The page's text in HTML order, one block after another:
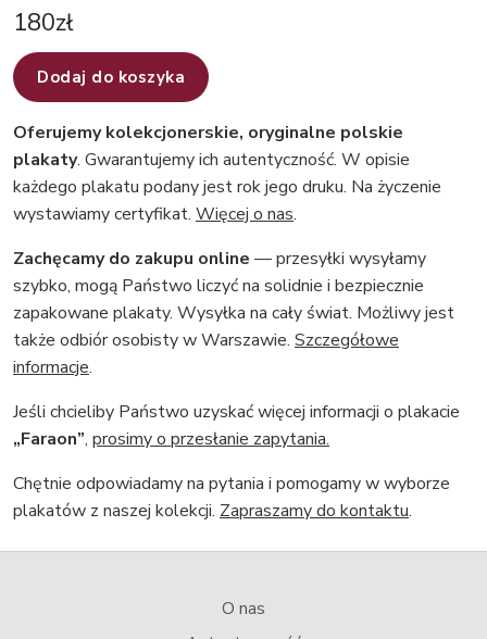
180zł
Dodaj do koszyka
Oferujemy kolekcjonerskie, oryginalne polskie
plakaty. Gwarantujemy ich autentyczność. W opisie
każdego plakatu podany jest rok jego druku. Na życzenie
wystawiamy certyfikat. Więcej o nas.
Zachęcamy do zakupu online — przesyłki wysyłamy
szybko, mogą Państwo liczyć na solidnie i bezpiecznie
zapakowane plakaty. Wysyłka na cały świat. Możliwy jest
także odbiór osobisty w Warszawie. Szczegółowe
informacje.
Jeśli chcieliby Państwo uzyskać więcej informacji o plakacie
„Faraon”, prosimy o przesłanie zapytania.
Chętnie odpowiadamy na pytania i pomogamy w wyborze
plakatów z naszej kolekcji. Zapraszamy do kontaktu.
O nas